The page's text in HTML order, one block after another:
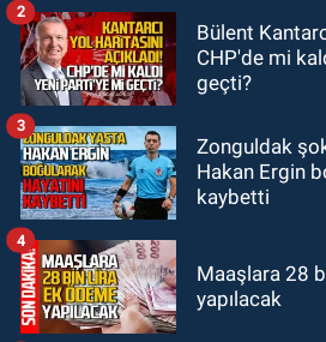
Diğer
17:09Vintage Pırlanta Yüzük
Alırken Nelere
Zonguldak
16:45Zonguldak Orman Bölge
Bülent
CHP'de mi
geçti?
2
Zonguldak
Hakan Ergin
kaybetti
3
Maaşlara 28
yapılacak
4